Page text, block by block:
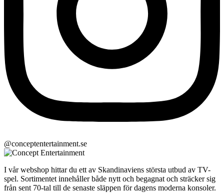
@conceptentertainment.se
I vår webshop hittar du ett av Skandinaviens största utbud av TV-
spel. Sortimentet innehåller både nytt och begagnat och sträcker sig
från sent 70-tal till de senaste släppen för dagens moderna konsoler.